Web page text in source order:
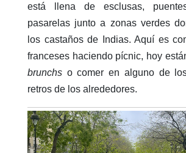
está llena de esclusas,
pasarelas junto a zonas verdes
los castaños de Indias. Aquí es
franceses haciendo pícnic, hoy
brunchs o comer en alguno de
retros de los alrededores.